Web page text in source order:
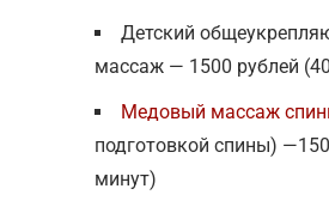
Детский
массаж — 1500 рублей
Медовый массаж
подготовкой спины)
минут)